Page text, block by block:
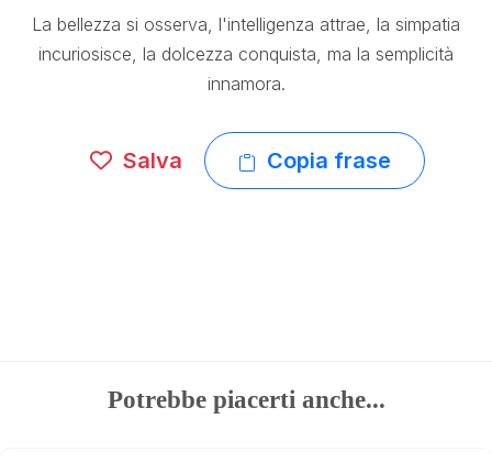
La bellezza si osserva, l'intelligenza attrae, la simpatia
incuriosisce, la dolcezza conquista, ma la semplicità
innamora.
Salva Copia frase
Potrebbe piacerti anche...